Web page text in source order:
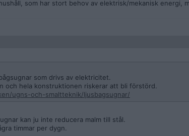
som har stort behov av elektrisk/mekanisk energi,
som drivs av elektricitet.
och hela konstruktionen riskerar att bli förstörd.
ugns-och-smaltteknik/ljusbagsugnar/
kan ju inte reducera malm till stål.
timmar per dygn.